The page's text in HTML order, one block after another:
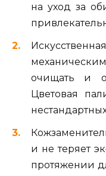
на уход за
очищать и
Цветовая
и не теряет
протяжении